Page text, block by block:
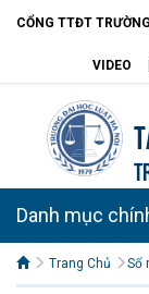
CỔNG TTĐT
VIDEO
Danh mục
Trang Chủ Số